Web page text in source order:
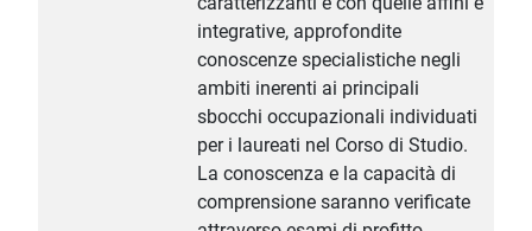
integrative, approfondite
conoscenze specialistiche negli
ambiti inerenti ai principali
sbocchi occupazionali individuati
per i laureati nel Corso di Studio.
La conoscenza e la capacità di
comprensione saranno verificate